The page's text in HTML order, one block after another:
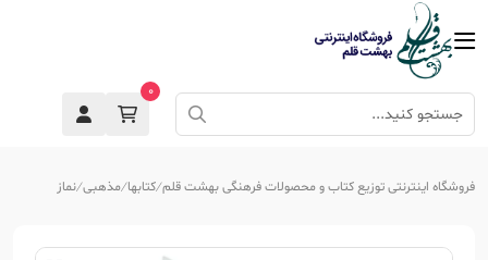
0
فروشگاه اینترنتی توزیع کتاب و محصولات فرهنگی بهشت قلم کتابها مذهبی نماز